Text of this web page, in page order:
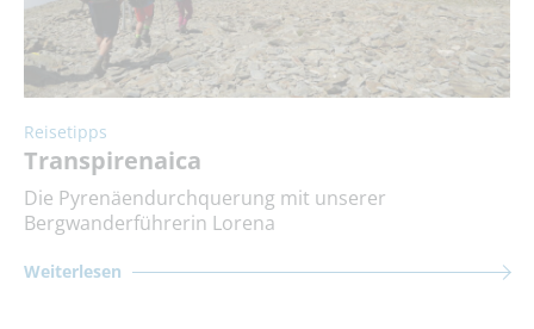
Reisetipps
Transpirenaica
Die Pyrenäendurchquerung mit unserer
Bergwanderführerin Lorena
Weiterlesen